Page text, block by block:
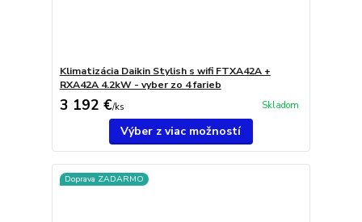
Klimatizácia Daikin Stylish s wifi FTXA42A +
RXA42A 4.2kW - vyber zo 4 farieb
3 192 €/ks Skladom
Výber z viac možností
Doprava ZADARMO